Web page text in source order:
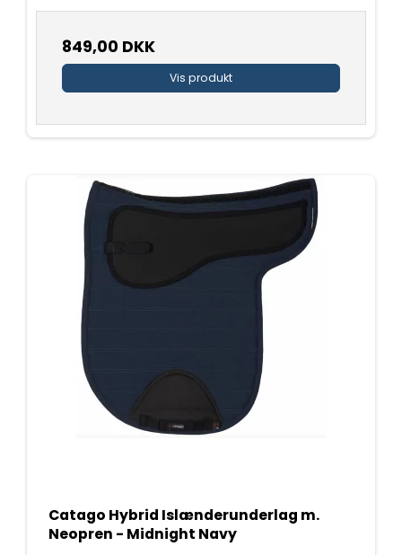
849,00 DKK
Vis produkt
Catago Hybrid Islænderunderlag m.
Neopren - Midnight Navy